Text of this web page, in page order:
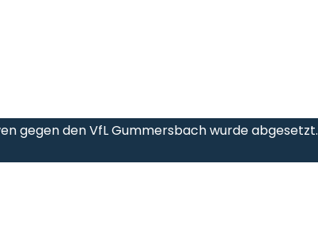
gegen den VfL Gummersbach wurde abgesetzt.